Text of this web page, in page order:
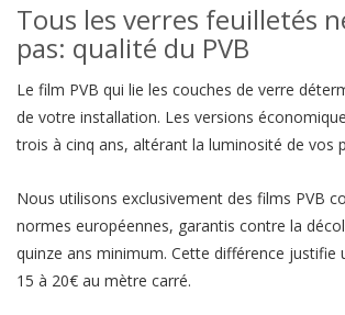
Tous les verres feuilletés
pas: qualité du PVB
Le film PVB qui lie les couches de verre
de votre installation. Les versions
trois à cinq ans, altérant la luminosité de vos
Nous utilisons exclusivement des films PVB
normes européennes, garantis contre la
quinze ans minimum. Cette différence justifie
15 à 20€ au mètre carré.